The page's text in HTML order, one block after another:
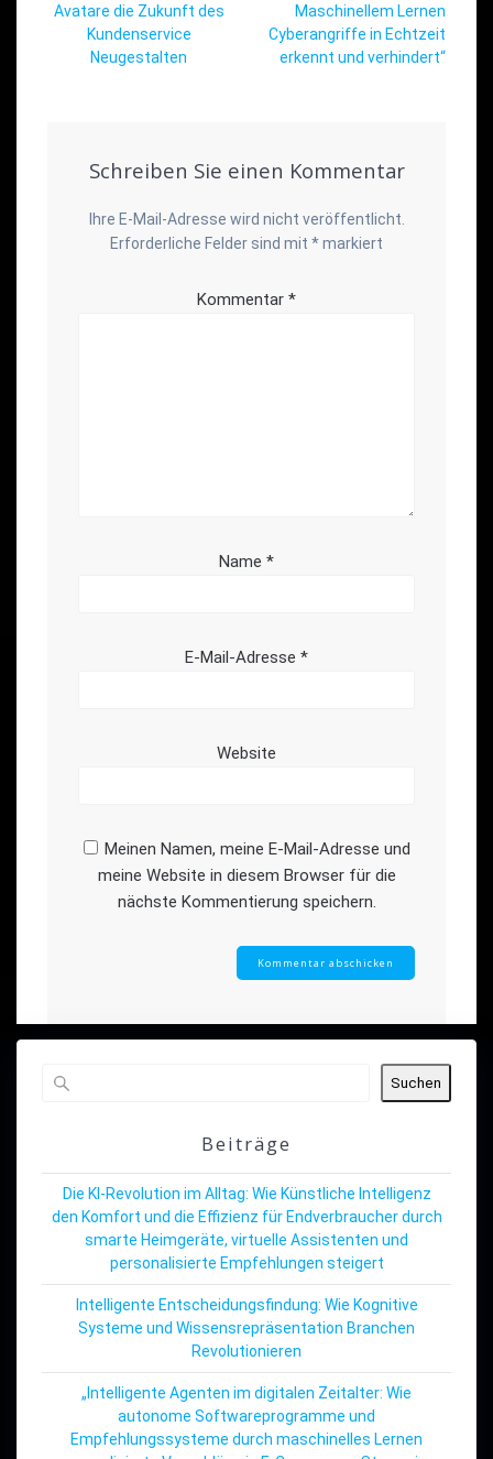
Avatare die Zukunft des
Kundenservice
Neugestalten
Maschinellem Lernen
Cyberangriffe in Echtzeit
erkennt und verhindert“
Schreiben Sie einen Kommentar
Ihre E-Mail-Adresse wird nicht veröffentlicht.
Erforderliche Felder sind mit *markiert
Kommentar *
Name *
E-Mail-Adresse *
Website
Meinen Namen, meine E-Mail-Adresse und
meine Website in diesem Browser für die
nächste Kommentierung speichern.
Suchen
Beiträge
Die KI-Revolution im Alltag: Wie Künstliche Intelligenz
den Komfort und die Effizienz für Endverbraucher durch
smarte Heimgeräte, virtuelle Assistenten und
personalisierte Empfehlungen steigert
Intelligente Entscheidungsfindung: Wie Kognitive
Systeme und Wissensrepräsentation Branchen
Revolutionieren
„Intelligente Agenten im digitalen Zeitalter: Wie
autonome Softwareprogramme und
Empfehlungssysteme durch maschinelles Lernen